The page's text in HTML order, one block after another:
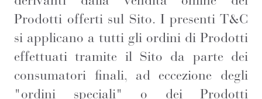
Prodotti offerti sul Sito. I presenti T&C
si applicano a tutti gli ordini di Prodotti
effettuati tramite il Sito da parte dei
consumatori finali, ad eccezione degli
"ordini speciali" o dei Prodotti